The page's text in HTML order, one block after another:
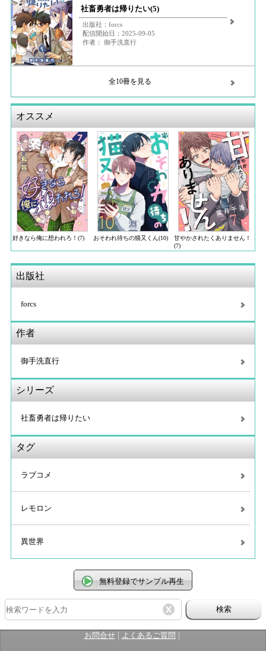
社畜勇者は帰りたい(5)
出版社：forcs
配信開始日：2025-09-05
作者： 御手洗直行
全10冊を見る
オススメ
好きなら俺に想われろ！(7) おそわれ待ちの猫又くん(10)
甘やかされたくありません！
(7)
出版社
forcs
作者
御手洗直行
シリーズ
社畜勇者は帰りたい
タグ
ラブコメ
レモロン
異世界
無料登録でサンプル再生
検索
お問合せ| よくあるご質問 |